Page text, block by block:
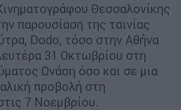
Θεσσαλονίκης
παρουσίαση της ταινίας
Dodo, τόσο στην Αθήνα
31 Οκτωβρίου στη
Ωνάση όσο και σε μια
προβολή στη
7 Νοεμβρίου.